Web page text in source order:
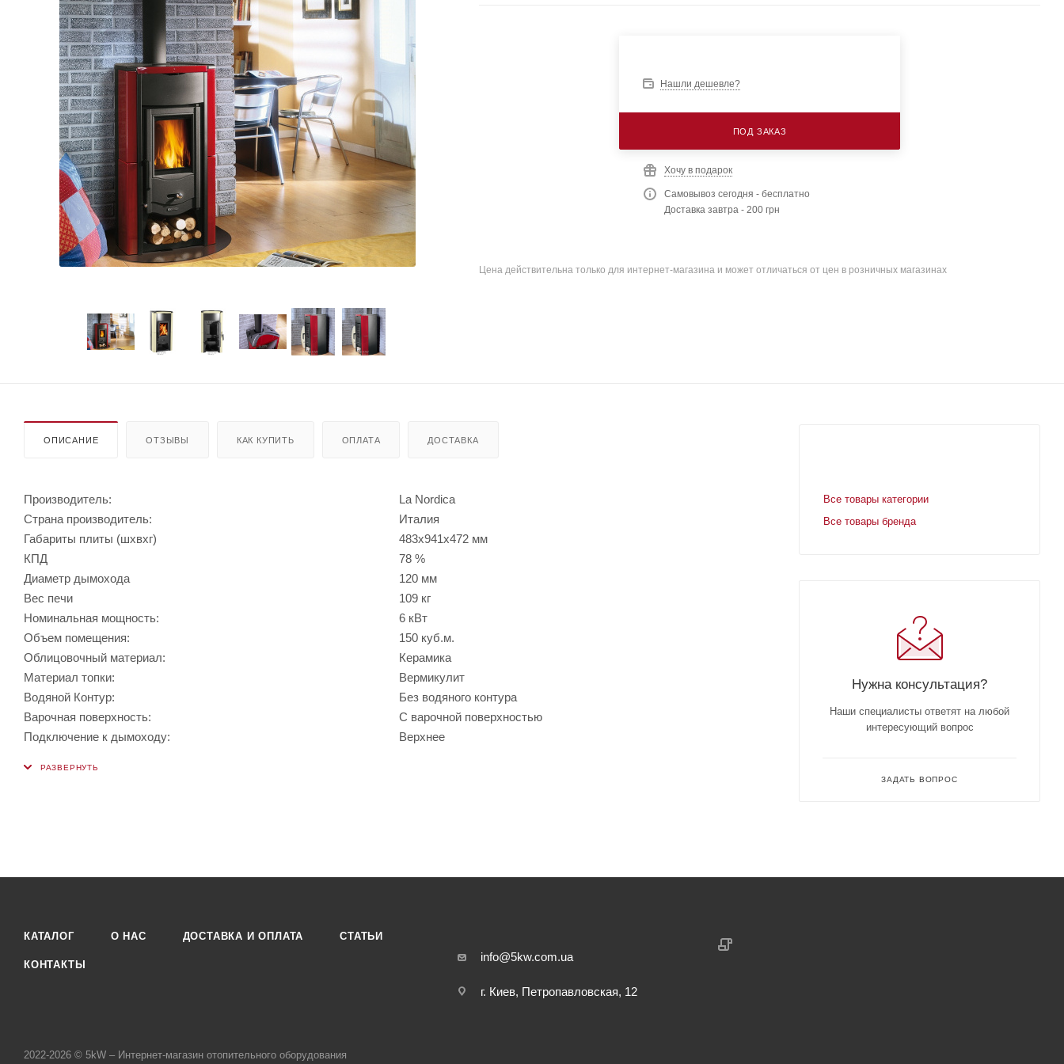
Нашли дешевле?
ПОД ЗАКАЗ
Хочу в подарок
Самовывоз сегодня - бесплатно
Доставка завтра - 200 грн
Цена действительна только для интернет-магазина и может отличаться от цен в розничных магазинах
ОПИСАНИЕ ОТЗЫВЫ КАК КУПИТЬ ОПЛАТА ДОСТАВКА
Производитель:
La Nordica
Страна производитель:
Италия
Габариты плиты (шхвхг)
483x941x472 мм
КПД
78 %
Диаметр дымохода
120 мм
Вес печи
109 кг
Номинальная мощность:
6 кВт
Объем помещения:
150 куб.м.
Облицовочный материал:
Керамика
Материал топки:
Вермикулит
Водяной Контур:
Без водяного контура
Варочная поверхность:
С варочной поверхностью
Подключение к дымоходу:
Верхнее
Все товары категории
Все товары бренда
Нужна консультация?
Наши специалисты ответят на любой
интересующий вопрос
ЗАДАТЬ ВОПРОС
КАТАЛОГ О НАС ДОСТАВКА И ОПЛАТА СТАТЬИ
КОНТАКТЫ
info@5kw.com.ua
г. Киев, Петропавловская, 12
2022-2026 © 5kW – Интернет-магазин отопительного оборудования